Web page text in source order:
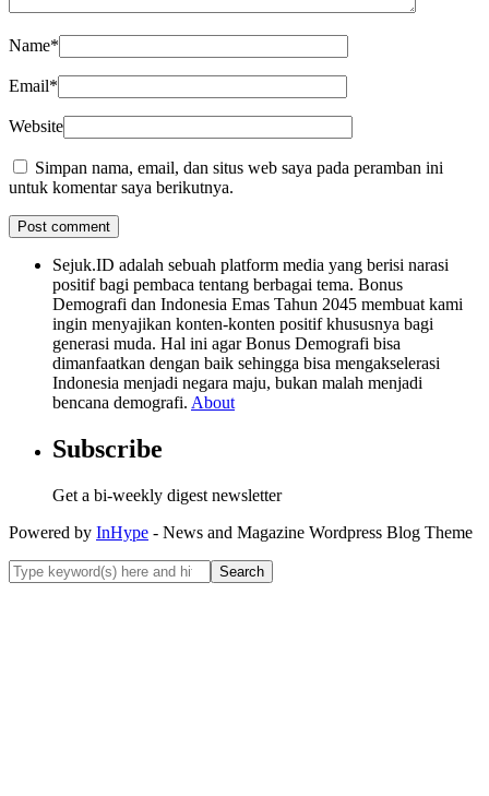
Name*
Email*
Website
Simpan nama, email, dan situs web saya pada peramban ini
untuk komentar saya berikutnya.
Sejuk.ID adalah sebuah platform media yang berisi narasi
positif bagi pembaca tentang berbagai tema. Bonus
Demografi dan Indonesia Emas Tahun 2045 membuat kami
ingin menyajikan konten-konten positif khususnya bagi
generasi muda. Hal ini agar Bonus Demografi bisa
dimanfaatkan dengan baik sehingga bisa mengakselerasi
Indonesia menjadi negara maju, bukan malah menjadi
bencana demografi. About
Subscribe
Get a bi-weekly digest newsletter
Powered by InHype - News and Magazine Wordpress Blog Theme